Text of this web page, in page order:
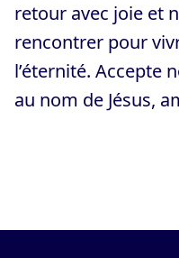
retour avec joie et
rencontrer pour
l’éternité. Accepte
au nom de Jésus,